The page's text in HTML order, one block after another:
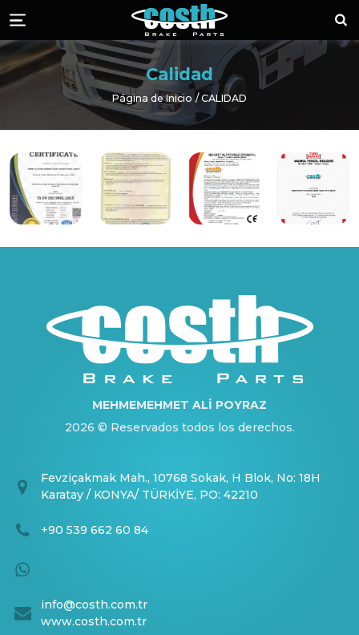
Piezas de Freno
Menü
Calidad
Página de Inicio CALIDAD
MEHMEMEHMET ALİ POYRAZ
2026 © Reservados todos los derechos.
Fevziçakmak Mah., 10768 Sokak, H Blok, No: 18H
Karatay / KONYA/ TÜRKİYE, PO: 42210
+90 539 662 60 84
info@costh.com.tr
www.costh.com.tr